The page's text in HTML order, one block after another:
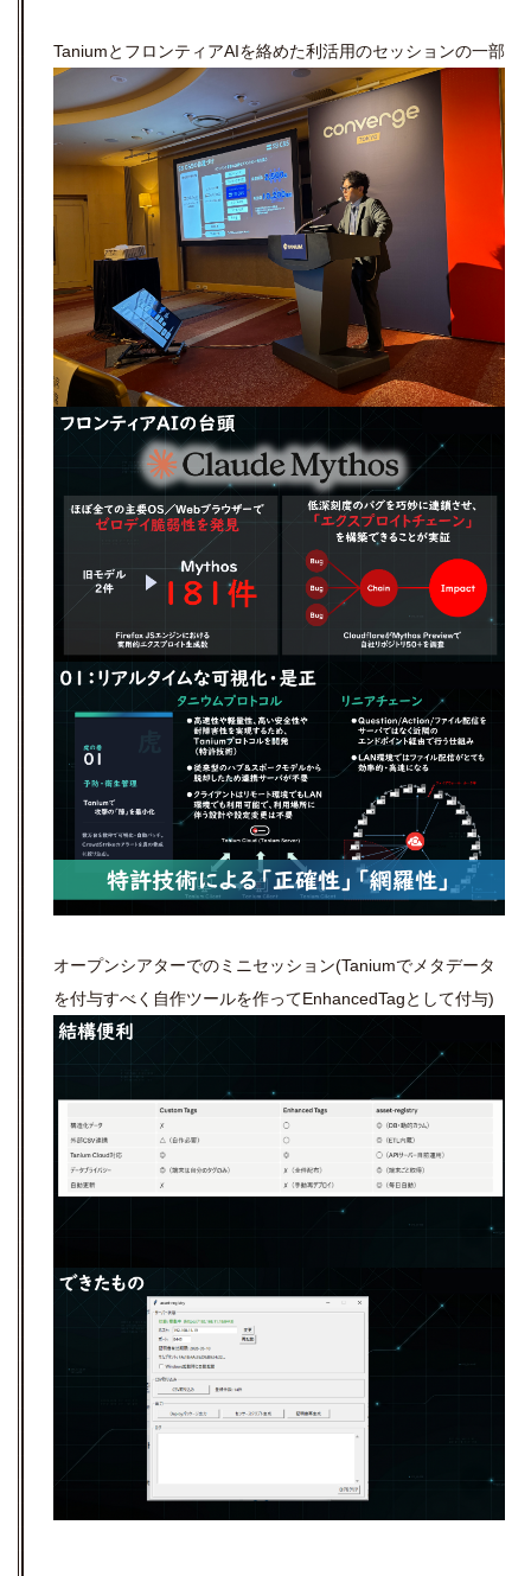
TaniumとフロンティアAIを絡めた利活用のセッションの一部
オープンシアターでのミニセッション(Taniumでメタデータ
を付与すべく自作ツールを作ってEnhancedTagとして付与)